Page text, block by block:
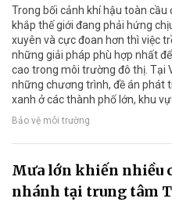
Trong bối cảnh khí hậu toàn
khắp thế giới đang phải hứng
xuyên và cực đoan hơn thì việc
những giải pháp phù hợp nhất
cao trong môi trường đô thị. Tại
những chương trình, đề án phát
xanh ở các thành phố lớn, khu
Bảo vệ môi trường
Mưa lớn khiến nhiều
nhánh tại trung tâm